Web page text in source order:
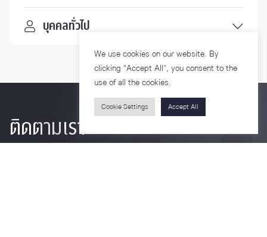
บุคคลทั่วไป
ติดตามเรา
We use cookies on our website. By
clicking “Accept All”, you consent to the
use of all the cookies.
Cookie Settings Accept All